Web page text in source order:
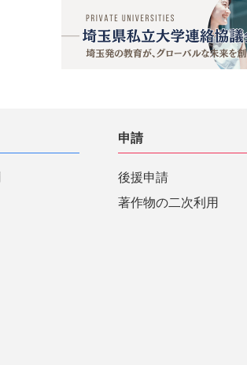
申請
後援申請
著作物の二次利用